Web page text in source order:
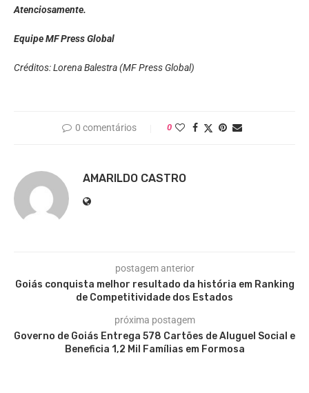
Atenciosamente.
Equipe MF Press Global
Créditos: Lorena Balestra (MF Press Global)
0 comentários 0
AMARILDO CASTRO
postagem anterior
Goiás conquista melhor resultado da história em Ranking
de Competitividade dos Estados
próxima postagem
Governo de Goiás Entrega 578 Cartões de Aluguel Social e
Beneficia 1,2 Mil Famílias em Formosa